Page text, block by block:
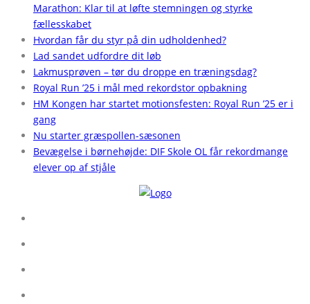
Marathon: Klar til at løfte stemningen og styrke
fællesskabet
Hvordan får du styr på din udholdenhed?
Lad sandet udfordre dit løb
Lakmusprøven – tør du droppe en træningsdag?
Royal Run ’25 i mål med rekordstor opbakning
HM Kongen har startet motionsfesten: Royal Run ’25 er i
gang
Nu starter græspollen-sæsonen
Bevægelse i børnehøjde: DIF Skole OL får rekordmange
elever op af stjåle